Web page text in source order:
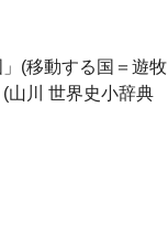
(移動する国＝遊牧
山川 世界史小辞典